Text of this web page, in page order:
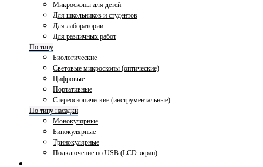
Микроскопы для детей
Для школьников и студентов
Для лаборатории
Для различных работ
По типу
Биологические
Световые микроскопы (оптические)
Цифровые
Портативные
Стереоскопические (инструментальные)
По типу насадки
Монокулярные
Бинокулярные
Тринокулярные
Подключение по USB (LCD экран)